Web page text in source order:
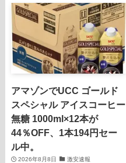
アマゾンでUCC ゴールド
スペシャル アイスコーヒー
無糖 1000ml×12本が
44％OFF、1本194円セー
ル中。
2026年8月8日 激安速報